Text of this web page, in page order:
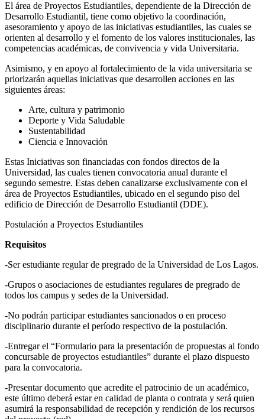
El área de Proyectos Estudiantiles, dependiente de la Dirección de
Desarrollo Estudiantil, tiene como objetivo la coordinación,
asesoramiento y apoyo de las iniciativas estudiantiles, las cuales se
orienten al desarrollo y el fomento de los valores institucionales, las
competencias académicas, de convivencia y vida Universitaria.
Asimismo, y en apoyo al fortalecimiento de la vida universitaria se
priorizarán aquellas iniciativas que desarrollen acciones en las
siguientes áreas:
Arte, cultura y patrimonio
Deporte y Vida Saludable
Sustentabilidad
Ciencia e Innovación
Estas Iniciativas son financiadas con fondos directos de la
Universidad, las cuales tienen convocatoria anual durante el
segundo semestre. Estas deben canalizarse exclusivamente con el
área de Proyectos Estudiantiles, ubicado en el segundo piso del
edificio de Dirección de Desarrollo Estudiantil (DDE).
Postulación a Proyectos Estudiantiles
Requisitos
-Ser estudiante regular de pregrado de la Universidad de Los Lagos.
-Grupos o asociaciones de estudiantes regulares de pregrado de
todos los campus y sedes de la Universidad.
-No podrán participar estudiantes sancionados o en proceso
disciplinario durante el período respectivo de la postulación.
-Entregar el “Formulario para la presentación de propuestas al fondo
concursable de proyectos estudiantiles” durante el plazo dispuesto
para la convocatoria.
-Presentar documento que acredite el patrocinio de un académico,
este último deberá estar en calidad de planta o contrata y será quien
asumirá la responsabilidad de recepción y rendición de los recursos